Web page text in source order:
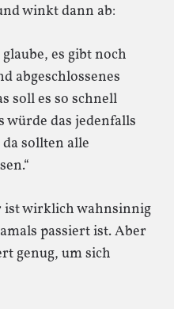
winkt dann ab:
es gibt noch
abgeschlossenes
soll es so schnell
würde das jedenfalls
sollten alle
ist wirklich wahnsinnig
passiert ist. Aber
genug, um sich